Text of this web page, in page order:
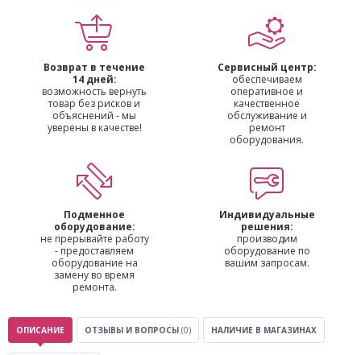
Возврат в течение
14 дней:
возможность вернуть
товар без рисков и
объяснений - мы
уверены в качестве!
Сервисный центр:
обеспечиваем
оперативное и
качественное
обслуживание и
ремонт
оборудования.
Подменное
оборудование:
не прерывайте работу
- предоставляем
оборудование на
замену во время
ремонта.
Индивидуальные
решения:
производим
оборудование по
вашим запросам.
ОПИСАНИЕ ОТЗЫВЫ И ВОПРОСЫ (0) НАЛИЧИЕ В МАГАЗИНАХ